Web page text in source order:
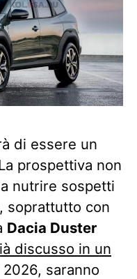
di essere un
prospettiva non
nutrire sospetti
soprattutto con
Dacia Duster
discusso in un
2026, saranno